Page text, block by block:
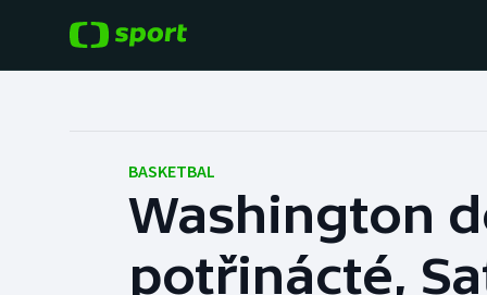
Hokej
Tenis
Baseball a softbal
Basketbal
BASKETBAL
Washington
potřinácté,